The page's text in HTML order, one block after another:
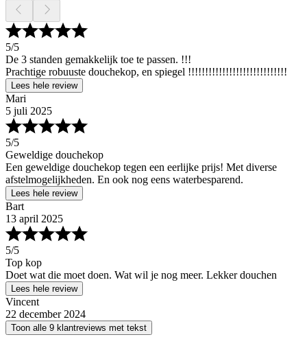
5/5
De 3 standen gemakkelijk toe te passen. !!!
Prachtige robuuste douchekop, en spiegel !!!!!!!!!!!!!!!!!!!!!!!!!!!!!
Lees hele review
Mari
5 juli 2025
5/5
Geweldige douchekop
Een geweldige douchekop tegen een eerlijke prijs! Met diverse
afstelmogelijkheden. En ook nog eens waterbesparend.
Lees hele review
Bart
13 april 2025
5/5
Top kop
Doet wat die moet doen. Wat wil je nog meer. Lekker douchen
Lees hele review
Vincent
22 december 2024
Toon alle 9 klantreviews met tekst